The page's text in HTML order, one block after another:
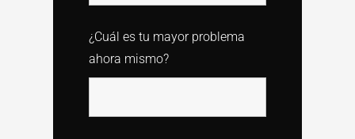
¿Cuál es tu mayor problema
ahora mismo?